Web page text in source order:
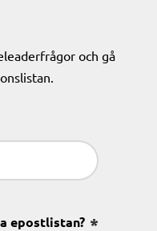
och gå
epostlistan?